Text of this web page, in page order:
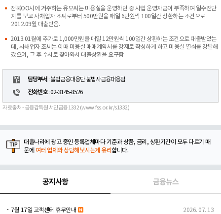
전북OO시에 거주하는 유모씨는 미용실을 운영하던 중 사업 운영자금이 부족하여 일수전단
지를 보고 사채업자 조씨로부터 500만원을 매일 6만원씩 100일간 상환하는 조건으로
2012.09월 대출받음.
2013.01월에 추가로 1,000만원을 매일 12만원씩 100일간 상환하는 조건으로 대출받았는
데, 사채업자 조씨는 이때 미용실 매매계약서를 강제로 작성하게 하고 미용실 열쇠를 강탈해
갔으며, 그 후 수시로 찾아와서 대출상환을 요구함
담당부서 : 불법금융대응단 불법사금융대응팀
전화번호: 02-3145-8526
자료출처 - 금융감독원 서민금융 1332 (www.fss.or.kr/s1332)
대출나라에 광고 중인 등록업체마다 기준과 상품, 금리, 상환기간이 모두 다르기 때
문에 여러 업체와 상담해보시는게 유리합니다.
공지사항 금융뉴스
7월 17일 고객센터 휴무안내 2026. 07. 13